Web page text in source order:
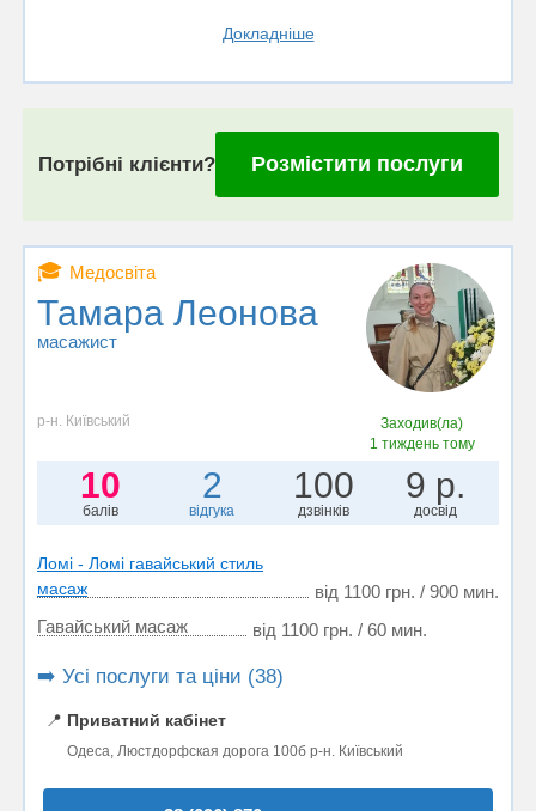
Докладніше
Потрібні клієнти? Розмістити послуги
🎓 Медосвіта
Тамара Леонова
масажист
р-н. Київський
Заходив(ла)
1 тиждень тому
10
балів
2
відгука
100
дзвінків
9 р.
досвід
Ломі - Ломі гавайський стиль
масаж
від 1100 грн. / 900 мин.
Гавайський масаж
від 1100 грн. / 60 мин.
➡️ Усі послуги та ціни (38)
📍 Приватний кабінет
Одеса, Люстдорфская дорога 100б р-н. Київський